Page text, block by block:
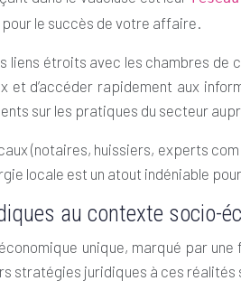
le succès de votre affaire.
liens étroits avec les chambres
et d’accéder rapidement aux
sur les pratiques du secteur
(notaires, huissiers, experts
locale est un atout indéniable
au contexte socio-
unique, marqué par
stratégies juridiques à ces